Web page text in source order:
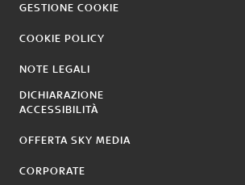
GESTIONE COOKIE
COOKIE POLICY
NOTE LEGALI
DICHIARAZIONE
ACCESSIBILITÀ
OFFERTA SKY MEDIA
CORPORATE